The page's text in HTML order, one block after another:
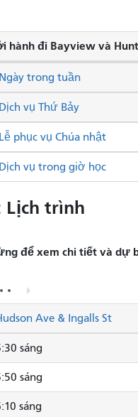
hành đi Bayview và
Dịch vụ Thứ Bảy
Lễ phục vụ Chúa nhật
Ngày trong tuần
Dịch vụ trong giờ học
Lịch trình
để xem chi tiết và
Ave & Ingalls St
sáng
sáng
sáng